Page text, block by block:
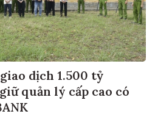
dịch 1.500 tỷ
quản lý cấp cao có